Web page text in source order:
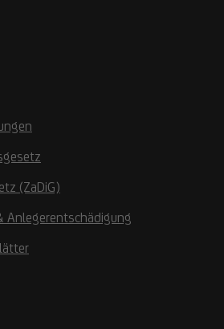
(ZaDiG)
Anlegerentschädigung